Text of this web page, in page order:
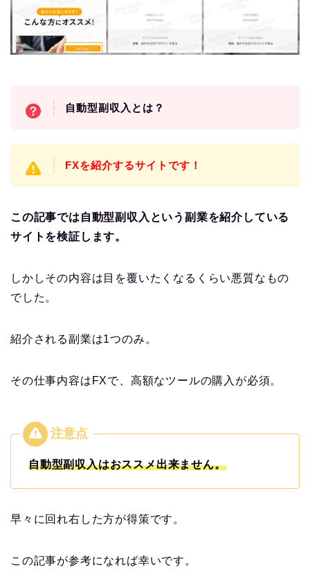
自動型副収入とは？
FXを紹介するサイトです！
この記事では自動型副収入という副業を紹介している
サイトを検証します。
しかしその内容は目を覆いたくなるくらい悪質なもの
でした。
紹介される副業は1つのみ。
その仕事内容はFXで、高額なツールの購入が必須。
自動型副収入はおススメ出来ません。
早々に回れ右した方が得策です。
この記事が参考になれば幸いです。